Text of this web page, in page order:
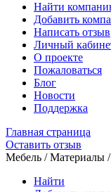
Найти
Добавить
Написать отзыв
Личный
О проекте
Пожаловаться
Блог
Новости
Поддержка
Главная страница
Оставить отзыв
Мебель / Материалы
Найти